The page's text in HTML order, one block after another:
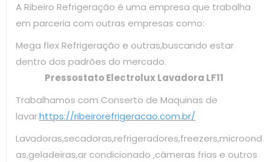
A Ribeiro Refrigeração é uma empresa que trabalha
em parceria com outras empresas como:
Mega flex Refrigeração e outras,buscando estar
dentro dos padrões do mercado.
Pressostato Electrolux Lavadora LF11
Trabalhamos com Conserto de Maquinas de
lavar.https://ribeirorefrigeracao.com.br/
Lavadoras,secadoras,refrigeradores,freezers,microond
as,geladeiras,ar condicionado ,câmeras frias e outros